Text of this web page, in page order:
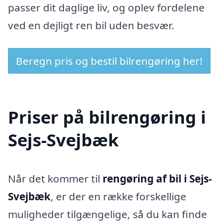
passer dit daglige liv, og oplev fordelene
ved en dejligt ren bil uden besvær.
Beregn pris og bestil bilrengøring her!
Priser på bilrengøring i
Sejs-Svejbæk
Når det kommer til rengøring af bil i Sejs-
Svejbæk, er der en række forskellige
muligheder tilgængelige, så du kan finde